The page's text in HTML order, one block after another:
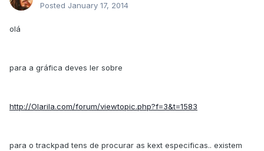
Posted January 17, 2014
olá
para a gráfica deves ler sobre
http://Olarila.com/forum/viewtopic.php?f=3&t=1583
para o trackpad tens de procurar as kext especificas.. existem